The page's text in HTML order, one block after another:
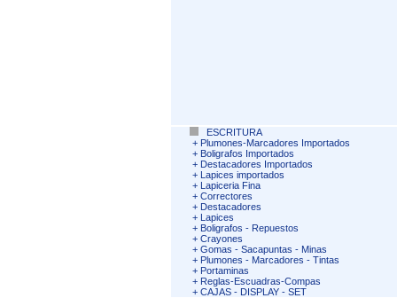
ESCRITURA
+ Plumones-Marcadores Importados
+ Boligrafos Importados
+ Destacadores Importados
+ Lapices importados
+ Lapiceria Fina
+ Correctores
+ Destacadores
+ Lapices
+ Boligrafos - Repuestos
+ Crayones
+ Gomas - Sacapuntas - Minas
+ Plumones - Marcadores - Tintas
+ Portaminas
+ Reglas-Escuadras-Compas
+ CAJAS - DISPLAY - SET